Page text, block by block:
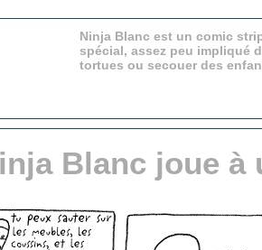
Ninja Blanc est un comic
spécial, assez peu impliqué
tortues ou secouer des
Blanc joue à